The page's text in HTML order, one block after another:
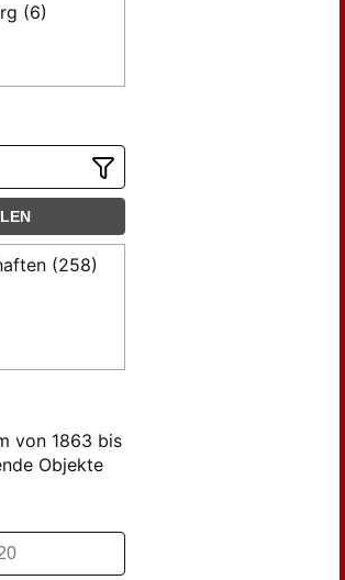
(6)
(258)
von 1863 bis
Objekte